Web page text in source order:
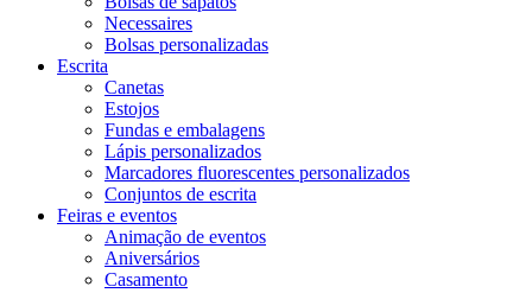
Necessaires
Bolsas personalizadas
Escrita
Canetas
Estojos
Fundas e embalagens
Lápis personalizados
Marcadores fluorescentes personalizados
Conjuntos de escrita
Feiras e eventos
Animação de eventos
Aniversários
Casamento